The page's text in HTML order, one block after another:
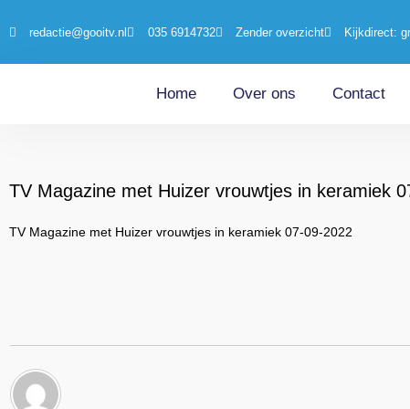
redactie@gooitv.nl 035 6914732 Zender overzicht Kijkdirect:
Home Over ons Contact
TV Magazine met Huizer vrouwtjes in keramiek
TV Magazine met Huizer vrouwtjes in keramiek 07-09-2022